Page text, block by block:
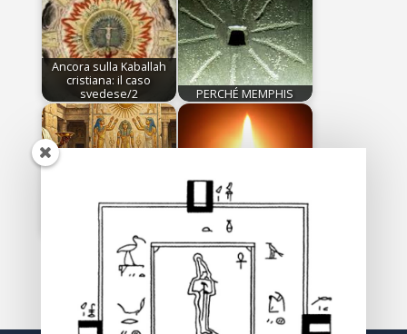
Ancora sulla Kaballah
cristiana: il caso
svedese/2
PERCHÉ MEMPHIS
Incantesimi e
monoteismo dall’Antico
Egitto – Parte 1
IL SEGRETO DELLA
CANDELA (1)